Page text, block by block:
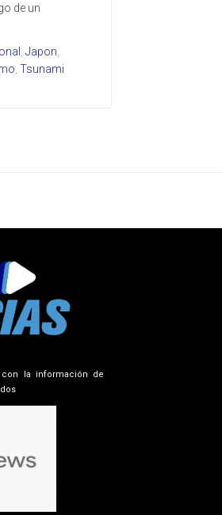
de un
Japon
Tsunami
la información de